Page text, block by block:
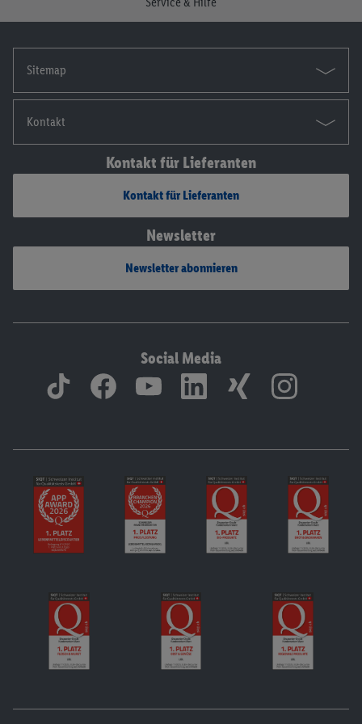
Sitemap
Kontakt
Kontakt für Lieferanten
Kontakt für Lieferanten
Newsletter
Newsletter abonnieren
Social Media